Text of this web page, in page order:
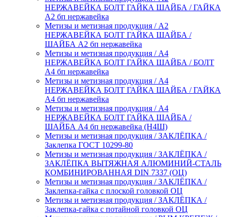
НЕРЖАВЕЙКА БОЛТ ГАЙКА ШАЙБА / ГАЙКА
А2 бп нержавейка
Метизы и метизная продукция / А2
НЕРЖАВЕЙКА БОЛТ ГАЙКА ШАЙБА /
ШАЙБА А2 бп нержавейка
Метизы и метизная продукция / А4
НЕРЖАВЕЙКА БОЛТ ГАЙКА ШАЙБА / БОЛТ
А4 бп нержавейка
Метизы и метизная продукция / А4
НЕРЖАВЕЙКА БОЛТ ГАЙКА ШАЙБА / ГАЙКА
А4 бп нержавейка
Метизы и метизная продукция / А4
НЕРЖАВЕЙКА БОЛТ ГАЙКА ШАЙБА /
ШАЙБА А4 бп нержавейка (Н4Ш)
Метизы и метизная продукция / ЗАКЛЁПКА /
Заклепка ГОСТ 10299-80
Метизы и метизная продукция / ЗАКЛЁПКА /
ЗАКЛЁПКА ВЫТЯЖНАЯ АЛЮМИНИЙ-СТАЛЬ
КОМБИНИРОВАННАЯ DIN 7337 (ОЦ)
Метизы и метизная продукция / ЗАКЛЁПКА /
Заклепка-гайка с плоской головкой ОЦ
Метизы и метизная продукция / ЗАКЛЁПКА /
Заклепка-гайка с потайной головкой ОЦ